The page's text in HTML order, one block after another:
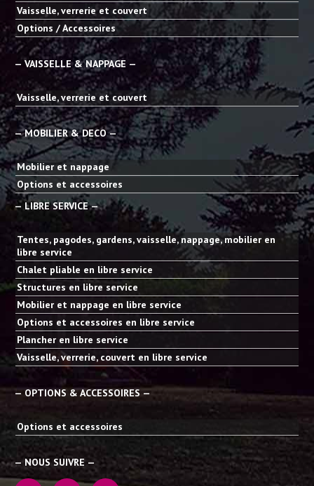
Vaisselle, verrerie et couvert
Options / Accessoires
— VAISSELLE & NAPPAGE —
Vaisselle, verrerie et couvert
— MOBILIER & DECO —
Mobilier et nappage
Options et accessoires
— LIBRE SERVICE —
Tentes, pagodes, gardens, vaisselle, nappage, mobilier en
libre service
Chalet pliable en libre service
Structures en libre service
Mobilier et nappage en libre service
Options et accessoires en libre service
Plancher en libre service
Vaisselle, verrerie, couvert en libre service
— OPTIONS & ACCESSOIRES —
Options et accessoires
— NOUS SUIVRE —